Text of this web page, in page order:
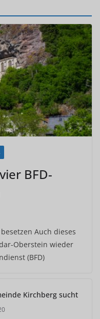
BFD-
Auch dieses
Oberstein wieder
(BFD)
Kirchberg sucht